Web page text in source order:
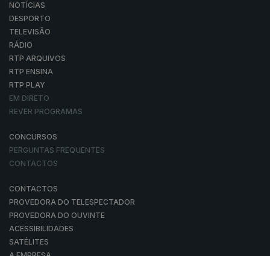
NOTÍCIAS
DESPORTO
TELEVISÃO
RÁDIO
RTP ARQUIVOS
RTP ENSINA
RTP PLAY
EM DIRETO
REVER PROGRAMAS
CONCURSOS
PERGUNTAS FREQUENTES
CONTACTOS
CONTACTOS
PROVEDORA DO TELESPECTADOR
PROVEDORA DO OUVINTE
ACESSIBILIDADES
SATÉLITES